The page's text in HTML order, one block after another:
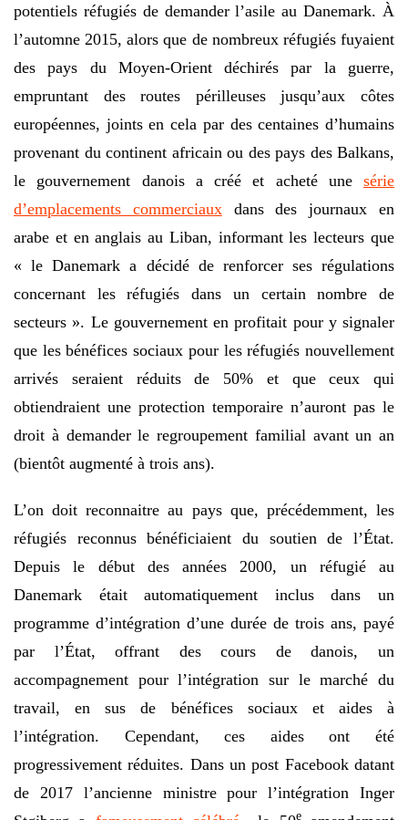
potentiels réfugiés de demander l’asile au Danemark. À
l’automne 2015, alors que de nombreux réfugiés fuyaient
des pays du Moyen-Orient déchirés par la guerre,
empruntant des routes périlleuses jusqu’aux côtes
européennes, joints en cela par des centaines d’humains
provenant du continent africain ou des pays des Balkans,
le gouvernement danois a créé et acheté une série
d’emplacements commerciauxdans des journaux en
arabe et en anglais au Liban, informant les lecteurs que
« le Danemark a décidé de renforcer ses régulations
concernant les réfugiés dans un certain nombre de
secteurs ». Le gouvernement en profitait pour y signaler
que les bénéfices sociaux pour les réfugiés nouvellement
arrivés seraient réduits de 50% et que ceux qui
obtiendraient une protection temporaire n’auront pas le
droit à demander le regroupement familial avant un an
(bientôt augmenté à trois ans).
L’on doit reconnaitre au pays que, précédemment, les
réfugiés reconnus bénéficiaient du soutien de l’État.
Depuis le début des années 2000, un réfugié au
Danemark était automatiquement inclus dans un
programme d’intégration d’une durée de trois ans, payé
par l’État, offrant des cours de danois, un
accompagnement pour l’intégration sur le marché du
travail, en sus de bénéfices sociaux et aides à
l’intégration. Cependant, ces aides ont été
progressivement réduites. Dans un post Facebook datant
de 2017 l’ancienne ministre pour l’intégration Inger
e